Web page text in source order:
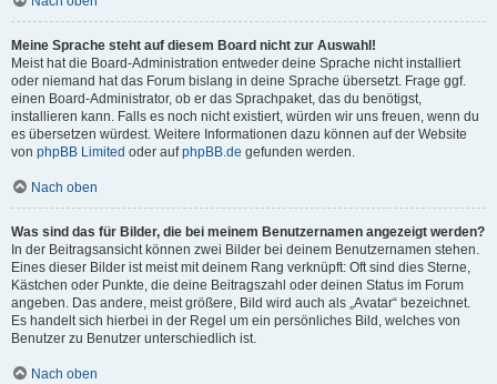
Meine Sprache steht auf diesem Board nicht zur Auswahl!
Meist hat die Board-Administration entweder deine Sprache nicht installiert
oder niemand hat das Forum bislang in deine Sprache übersetzt. Frage ggf.
einen Board-Administrator, ob er das Sprachpaket, das du benötigst,
installieren kann. Falls es noch nicht existiert, würden wir uns freuen, wenn du
es übersetzen würdest. Weitere Informationen dazu können auf der Website
von phpBB Limited oder aufphpBB.de gefunden werden.
Nach oben
Was sind das für Bilder, die bei meinem Benutzernamen angezeigt werden?
In der Beitragsansicht können zwei Bilder bei deinem Benutzernamen stehen.
Eines dieser Bilder ist meist mit deinem Rang verknüpft: Oft sind dies Sterne,
Kästchen oder Punkte, die deine Beitragszahl oder deinen Status im Forum
angeben. Das andere, meist größere, Bild wird auch als „Avatar“ bezeichnet.
Es handelt sich hierbei in der Regel um ein persönliches Bild, welches von
Benutzer zu Benutzer unterschiedlich ist.
Nach oben